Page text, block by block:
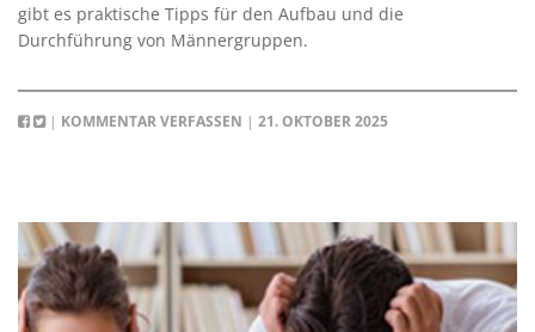
gibt es praktische Tipps für den Aufbau und die
Durchführung von Männergruppen.
| KOMMENTAR VERFASSEN | 21. OKTOBER 2025